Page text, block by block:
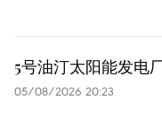
5号油汀太阳能发电
05/08/2026 20:23